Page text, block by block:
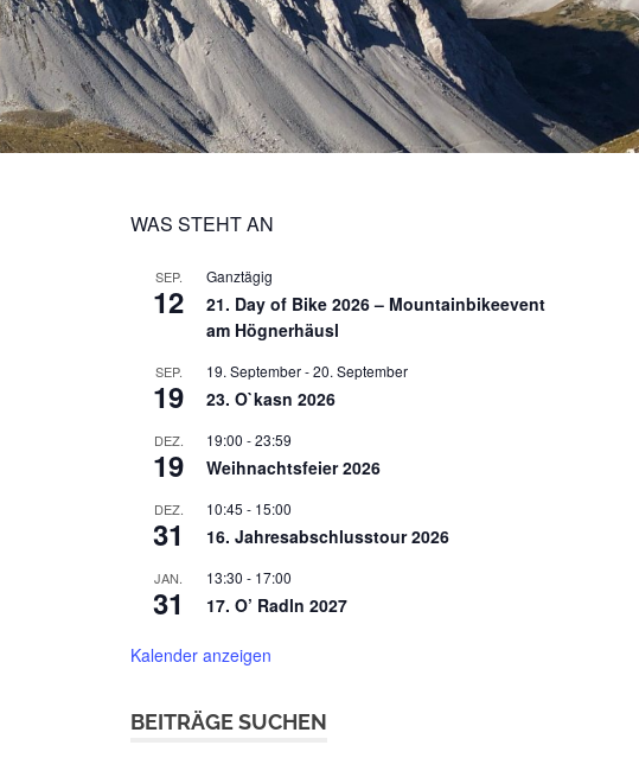
WAS STEHT AN
SEP.
12
Ganztägig
21. Day of Bike 2026 – Mountainbikeevent
am Högnerhäusl
SEP.
19
19. September-20. September
23. O`kasn 2026
DEZ.
19
19:00 -23:59
Weihnachtsfeier 2026
DEZ.
31
10:45 - 15:00
16. Jahresabschlusstour 2026
JAN.
31
13:30 - 17:00
17. O’ Radln 2027
Kalender anzeigen
BEITRÄGE SUCHEN